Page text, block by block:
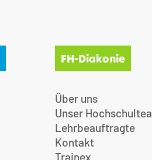
FH-Diakonie
Über uns
Unser
Lehrbeauftragte
Kontakt
Trainex